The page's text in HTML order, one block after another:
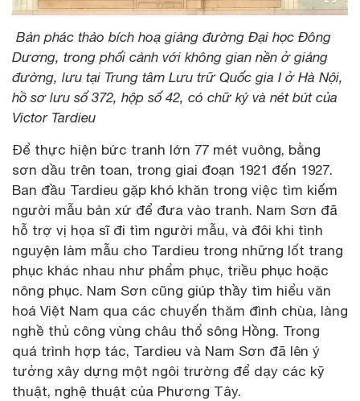
Bản phác thảo bích hoạ giảng đường Đại học Đông
Dương, trong phối cảnh với không gian nền ở giảng
đường, lưu tại Trung tâm Lưu trữ Quốc gia I ở Hà Nội,
hồ sơ lưu số 372, hộp số 42, có chữ ký và nét bút của
Victor Tardieu
Để thực hiện bức tranh lớn 77 mét vuông, bằng
sơn dầu trên toan, trong giai đoạn 1921 đến 1927.
Ban đầu Tardieu gặp khó khăn trong việc tìm kiếm
người mẫu bản xứ để đưa vào tranh. Nam Sơn đã
hỗ trợ vị họa sĩ đi tìm người mẫu, và đôi khi tình
nguyện làm mẫu cho Tardieu trong những lốt trang
phục khác nhau như phẩm phục, triều phục hoặc
nông phục. Nam Sơn cũng giúp thầy tìm hiểu văn
hoá Việt Nam qua các chuyến thăm đình chùa, làng
nghề thủ công vùng châu thổ sông Hồng. Trong
quá trình hợp tác, Tardieu và Nam Sơn đã lên ý
tưởng xây dựng một ngôi trường để dạy các kỹ
thuật, nghệ thuật của Phương Tây.